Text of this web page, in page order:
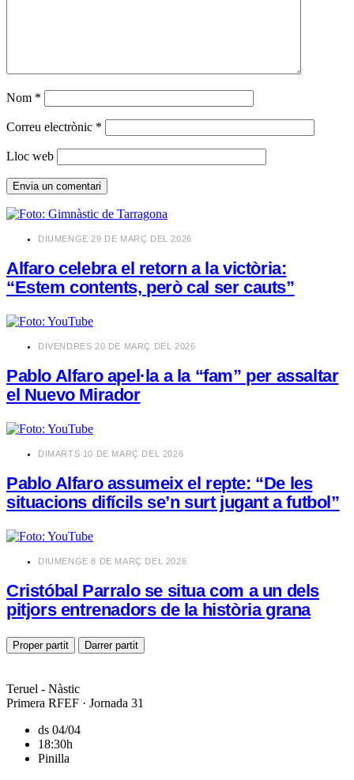
Nom *
Correu electrònic *
Lloc web
​DIUMENGE 29 DE MARÇ DEL 2026
Alfaro celebra el retorn a la victòria:
“Estem contents, però cal ser cauts”
​DIVENDRES 20 DE MARÇ DEL 2026
Pablo Alfaro apel·la a la “fam” per assaltar
el Nuevo Mirador
​DIMARTS 10 DE MARÇ DEL 2026
Pablo Alfaro assumeix el repte: “De les
situacions difícils se’n surt jugant a futbol”
​DIUMENGE 8 DE MARÇ DEL 2026
Cristóbal Parralo se situa com a un dels
pitjors entrenadors de la història grana
Proper partit Darrer partit
Teruel - Nàstic
Primera RFEF · Jornada 31
ds 04/04
18:30h
Pinilla